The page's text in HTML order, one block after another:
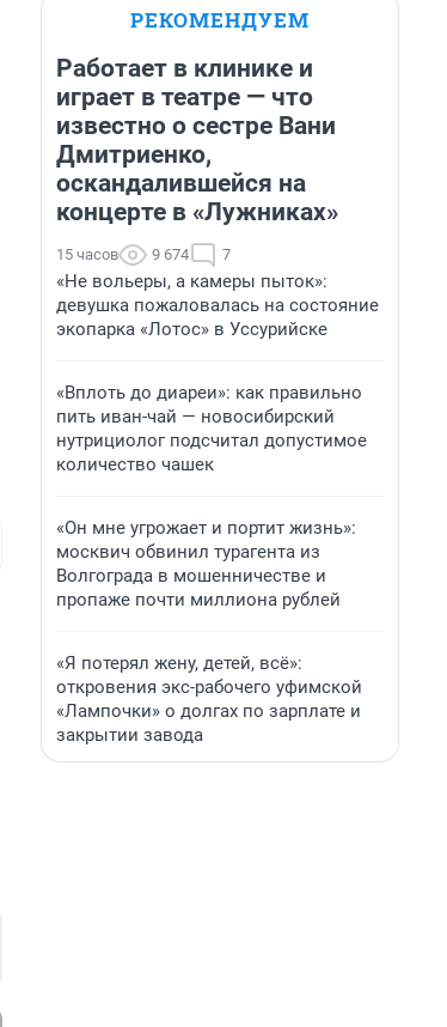
РЕКОМЕНДУЕМ
Работает в клинике и
играет в театре — что
известно о сестре Вани
Дмитриенко,
оскандалившейся на
концерте в «Лужниках»
15 часов 9 674 7
«Не вольеры, а камеры пыток»:
девушка пожаловалась на состояние
экопарка «Лотос» в Уссурийске
«Вплоть до диареи»: как правильно
пить иван-чай — новосибирский
нутрициолог подсчитал допустимое
количество чашек
«Он мне угрожает и портит жизнь»:
москвич обвинил турагента из
Волгограда в мошенничестве и
пропаже почти миллиона рублей
«Я потерял жену, детей, всё»:
откровения экс-рабочего уфимской
«Лампочки» о долгах по зарплате и
закрытии завода